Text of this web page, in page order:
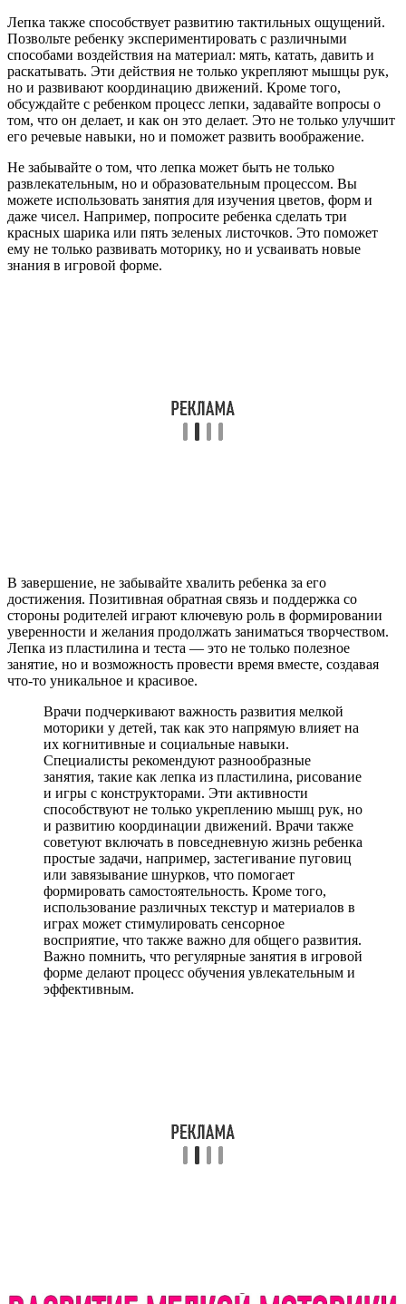
Лепка также способствует развитию тактильных ощущений.
Позвольте ребенку экспериментировать с различными
способами воздействия на материал: мять, катать, давить и
раскатывать. Эти действия не только укрепляют мышцы рук,
но и развивают координацию движений. Кроме того,
обсуждайте с ребенком процесс лепки, задавайте вопросы о
том, что он делает, и как он это делает. Это не только улучшит
его речевые навыки, но и поможет развить воображение.
Не забывайте о том, что лепка может быть не только
развлекательным, но и образовательным процессом. Вы
можете использовать занятия для изучения цветов, форм и
даже чисел. Например, попросите ребенка сделать три
красных шарика или пять зеленых листочков. Это поможет
ему не только развивать моторику, но и усваивать новые
знания в игровой форме.
В завершение, не забывайте хвалить ребенка за его
достижения. Позитивная обратная связь и поддержка со
стороны родителей играют ключевую роль в формировании
уверенности и желания продолжать заниматься творчеством.
Лепка из пластилина и теста — это не только полезное
занятие, но и возможность провести время вместе, создавая
что-то уникальное и красивое.
Врачи подчеркивают важность развития мелкой
моторики у детей, так как это напрямую влияет на
их когнитивные и социальные навыки.
Специалисты рекомендуют разнообразные
занятия, такие как лепка из пластилина, рисование
и игры с конструкторами. Эти активности
способствуют не только укреплению мышц рук, но
и развитию координации движений. Врачи также
советуют включать в повседневную жизнь ребенка
простые задачи, например, застегивание пуговиц
или завязывание шнурков, что помогает
формировать самостоятельность. Кроме того,
использование различных текстур и материалов в
играх может стимулировать сенсорное
восприятие, что также важно для общего развития.
Важно помнить, что регулярные занятия в игровой
форме делают процесс обучения увлекательным и
эффективным.